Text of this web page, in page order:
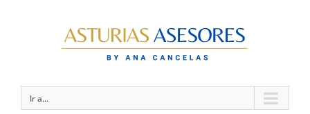
Ir a...